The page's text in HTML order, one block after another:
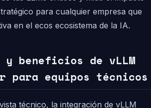
para cualquier empresa que
en el ecos ecosistema de la IA.
beneficios de vLLM
para equipos técnicos
técnico, la integración de vLLM